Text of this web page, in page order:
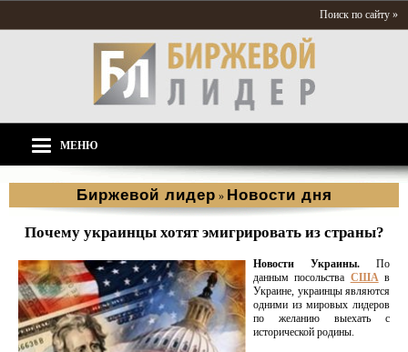
Поиск по сайту »
МЕНЮ
Биржевой лидер » Новости дня
Почему украинцы хотят эмигрировать из страны?
Новости Украины. По
данным посольства СШАв
Украине, украинцы являются
одними из мировых лидеров
по желанию выехать с
исторической родины.